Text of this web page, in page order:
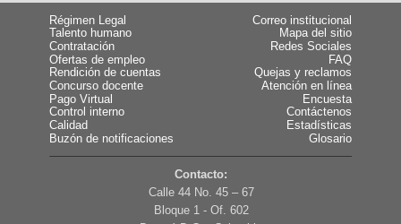
Régimen Legal
Talento humano
Contratación
Ofertas de empleo
Rendición de cuentas
Concurso docente
Pago Virtual
Control interno
Calidad
Buzón de notificaciones
Correo institucional
Mapa del sitio
Redes Sociales
FAQ
Quejas y reclamos
Atención en línea
Encuesta
Contáctenos
Estadísticas
Glosario
Contacto:
Calle 44 No. 45 – 67
Bloque 1 - Of. 602